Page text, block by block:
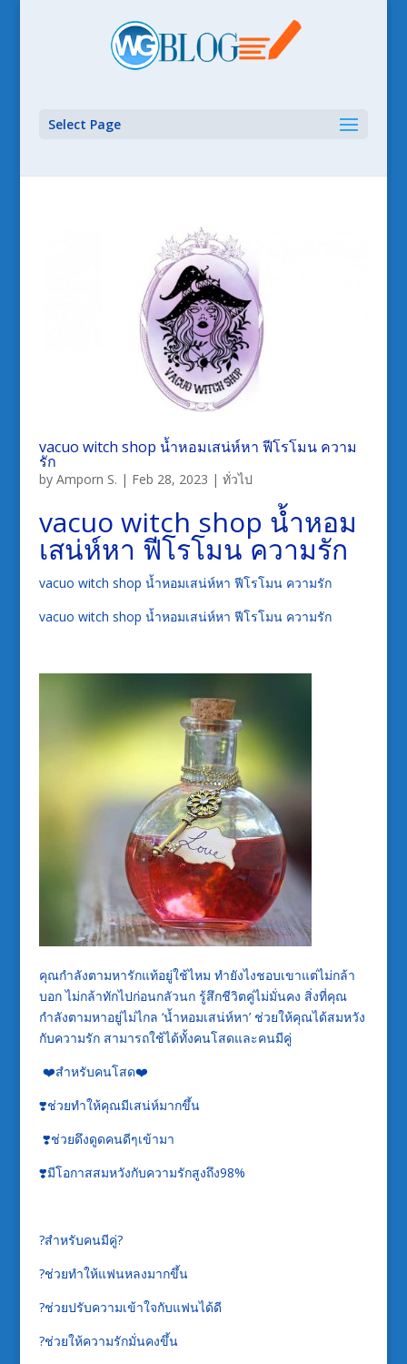
Select Page
vacuo witch shop น้ำหอมเสน่ห์หา ฟีโรโมน ความ
รัก
by Amporn S. | Feb 28, 2023 | ทั่วไป
vacuo witch shop น้ำหอม
เสน่ห์หา ฟีโรโมน ความรัก
vacuo witch shop น้ำหอมเสน่ห์หา ฟีโรโมน ความรัก
vacuo witch shop น้ำหอมเสน่ห์หา ฟีโรโมน ความรัก
คุณกำลังตามหารักแท้อยู่ใช้ไหม ทำยังไงชอบเขาแต่ไม่กล้า
บอก ไม่กล้าทักไปก่อนกลัวนก รู้สึกชีวิตคู่ไม่มั่นคง สิ่งที่คุณ
กำลังตามหาอยู่ไม่ไกล ‘น้ำหอมเสน่ห์หา’ ช่วยให้คุณได้สมหวัง
กับความรัก สามารถใช้ได้ทั้งคนโสดและคนมีคู่
❤️สำหรับคนโสด❤️
❣️ช่วยทำให้คุณมีเสน่ห์มากขึ้น
❣️ช่วยดึงดูดคนดีๆเข้ามา
❣️มีโอกาสสมหวังกับความรักสูงถึง98%
?สำหรับคนมีคู่?
?ช่วยทำให้แฟนหลงมากขึ้น
?ช่วยปรับความเข้าใจกับแฟนได้ดี
?ช่วยให้ความรักมั่นคงขึ้น